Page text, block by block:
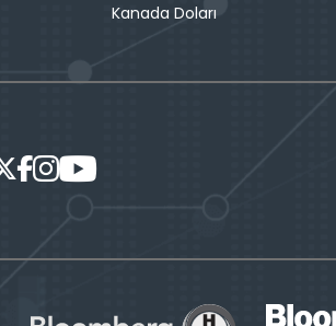
Kanada Doları